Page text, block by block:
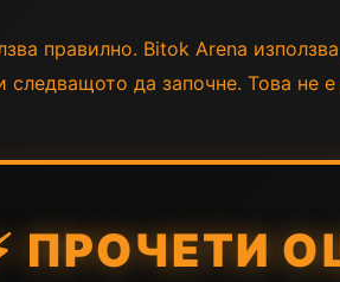
правилно. Bitok Arena
следващото да започне. Това не
ПРОЧЕТИ